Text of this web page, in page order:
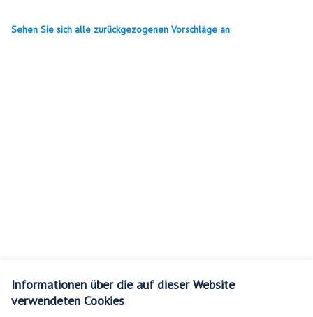
Informationen über die auf dieser Website
verwendeten Cookies
Sehen Sie sich alle zurückgezogenen Vorschläge an